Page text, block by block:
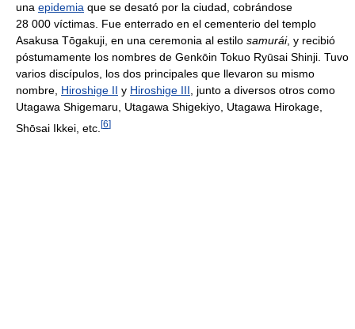
una epidemia que se desató por la ciudad, cobrándose
28 000 víctimas. Fue enterrado en el cementerio del templo
Asakusa Tōgakuji, en una ceremonia al estilo samurái, y recibió
póstumamente los nombres de Genkōin Tokuo Ryūsai Shinji. Tuvo
varios discípulos, los dos principales que llevaron su mismo
nombre, Hiroshige II y Hiroshige III , junto a diversos otros como
Utagawa Shigemaru, Utagawa Shigekiyo, Utagawa Hirokage,
Shōsai Ikkei, etc. [6]